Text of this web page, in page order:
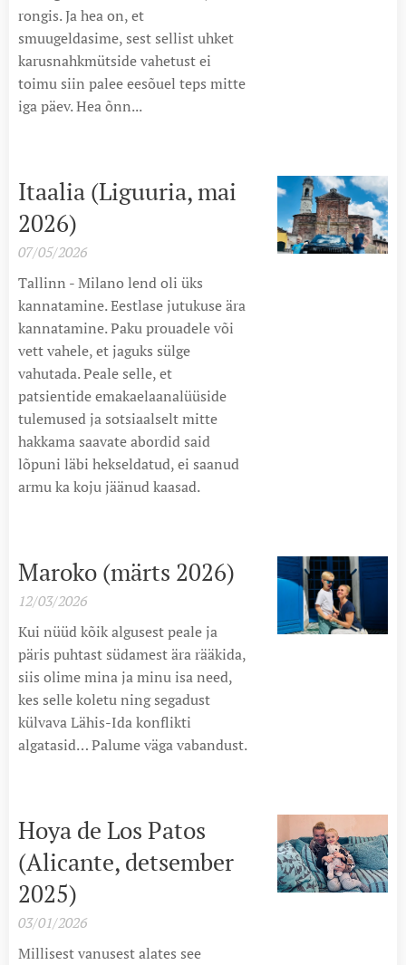
rongis. Ja hea on, et
smuugeldasime, sest sellist uhket
karusnahkmütside vahetust ei
toimu siin palee eesõuel teps mitte
iga päev. Hea õnn...
Itaalia (Liguuria, mai
2026)
07/05/2026
Tallinn - Milano lend oli üks
kannatamine. Eestlase jutukuse ära
kannatamine. Paku prouadele või
vett vahele, et jaguks sülge
vahutada. Peale selle, et
patsientide emakaelaanalüüside
tulemused ja sotsiaalselt mitte
hakkama saavate abordid said
lõpuni läbi hekseldatud, ei saanud
armu ka koju jäänud kaasad.
Maroko (märts 2026)
12/03/2026
Kui nüüd kõik algusest peale ja
päris puhtast südamest ära rääkida,
siis olime mina ja minu isa need,
kes selle koletu ning segadust
külvava Lähis-Ida konflikti
algatasid… Palume väga vabandust.
Hoya de Los Patos
(Alicante, detsember
2025)
03/01/2026
Millisest vanusest alates see